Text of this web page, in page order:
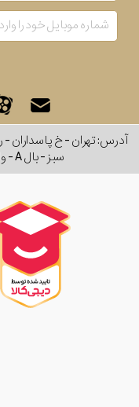
سبز - بال A - واحد ۷۱۱